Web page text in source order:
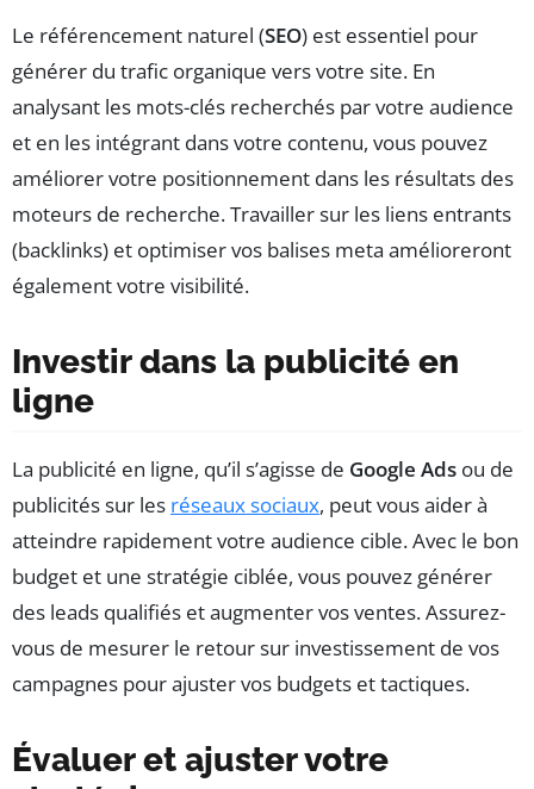
Le référencement naturel (SEO) est essentiel pour
générer du trafic organique vers votre site. En
analysant les mots-clés recherchés par votre audience
et en les intégrant dans votre contenu, vous pouvez
améliorer votre positionnement dans les résultats des
moteurs de recherche. Travailler sur les liens entrants
(backlinks) et optimiser vos balises meta amélioreront
également votre visibilité.
Investir dans la publicité en
ligne
La publicité en ligne, qu’il s’agisse de Google Ads ou de
publicités sur les réseaux sociaux, peut vous aider à
atteindre rapidement votre audience cible. Avec le bon
budget et une stratégie ciblée, vous pouvez générer
des leads qualifiés et augmenter vos ventes. Assurez-
vous de mesurer le retour sur investissement de vos
campagnes pour ajuster vos budgets et tactiques.
Évaluer et ajuster votre